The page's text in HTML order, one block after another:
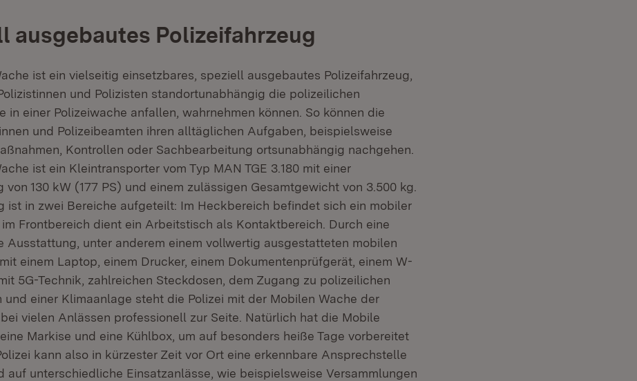
ausgebautes Polizeifahrzeug
ist ein vielseitig einsetzbares, speziell ausgebautes Polizeifahrzeug,
und Polizisten standortunabhängig die polizeilichen
in einer Polizeiwache anfallen, wahrnehmen können. So können die
und Polizeibeamten ihren alltäglichen Aufgaben, beispielsweise
Kontrollen oder Sachbearbeitung ortsunabhängig nachgehen.
ist ein Kleintransporter vom Typ MAN TGE 3.180 mit einer
von 130 kW (177 PS) und einem zulässigen Gesamtgewicht von 3.500 kg.
ist in zwei Bereiche aufgeteilt: Im Heckbereich befindet sich ein mobiler
Frontbereich dient ein Arbeitstisch als Kontaktbereich. Durch eine
Ausstattung, unter anderem einem vollwertig ausgestatteten mobilen
einem Laptop, einem Drucker, einem Dokumentenprüfgerät, einem W-
5G-Technik, zahlreichen Steckdosen, dem Zugang zu polizeilichen
und einer Klimaanlage steht die Polizei mit der Mobilen Wache der
vielen Anlässen professionell zur Seite. Natürlich hat die Mobile
Markise und eine Kühlbox, um auf besonders heiße Tage vorbereitet
kann also in kürzester Zeit vor Ort eine erkennbare Ansprechstelle
auf unterschiedliche Einsatzanlässe, wie beispielsweise Versammlungen